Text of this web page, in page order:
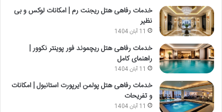
خدمات رفاهی هتل ریجنت رم | امکانات لوکس و بی
نظیر
11 آبان 1404
خدمات رفاهی هتل ریچموند فور پوینتر نکوور |
راهنمای کامل
11 آبان 1404
خدمات رفاهی هتل پولمن ایرپورت استانبول | امکانات
و تفریحات
11 آبان 1404